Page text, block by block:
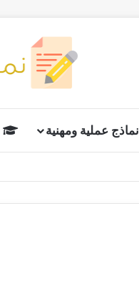
نماذج عملية ومهنية